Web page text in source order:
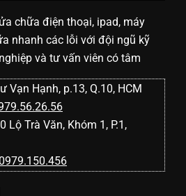
chữa điện thoại, ipad, máy
nhanh các lỗi với đội ngũ kỹ
và tư vấn viên có tâm
Vạn Hạnh, p.13, Q.10, HCM
Lộ Trà Văn, Khóm 1, P.1,